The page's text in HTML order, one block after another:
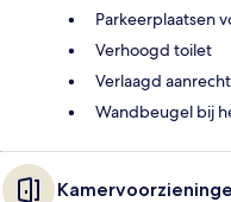
Parkeerplaatsen
Verhoogd toilet
Verlaagd
Wandbeugel bij